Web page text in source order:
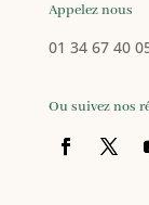
Appelez nous
01 34 67 40
Ou suivez nos